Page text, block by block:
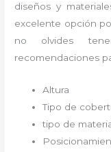
diseños y
excelente opción
no olvides
recomendaciones
Altura
Tipo de
tipo de